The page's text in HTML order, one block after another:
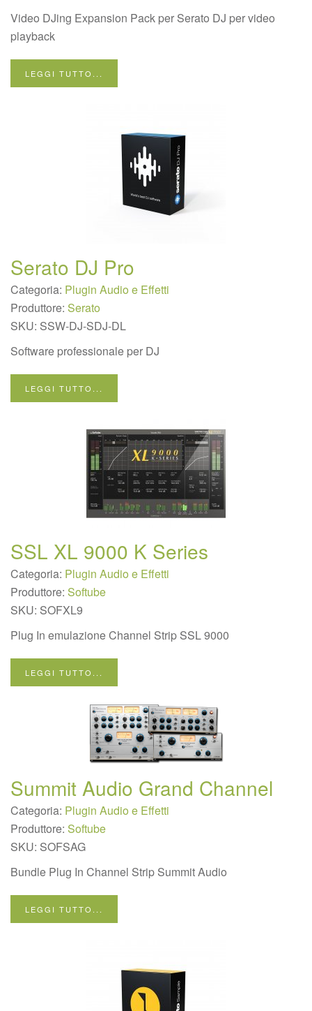
Video DJing Expansion Pack per Serato DJ per video
playback
LEGGI TUTTO...
Serato DJ Pro
Categoria: Plugin Audio e Effetti
Produttore: Serato
SKU: SSW-DJ-SDJ-DL
Software professionale per DJ
LEGGI TUTTO...
SSL XL 9000 K Series
Categoria: Plugin Audio e Effetti
Produttore: Softube
SKU: SOFXL9
Plug In emulazione Channel Strip SSL 9000
LEGGI TUTTO...
Summit Audio Grand Channel
Categoria: Plugin Audio e Effetti
Produttore: Softube
SKU: SOFSAG
Bundle Plug In Channel Strip Summit Audio
LEGGI TUTTO...